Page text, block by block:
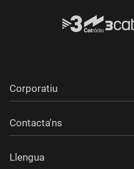
Corporatiu
Contacta'ns
Llengua